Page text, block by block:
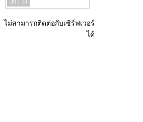
30
31
ไม่สามารถติดต่อกับเซิร์ฟเวอร์
ได้